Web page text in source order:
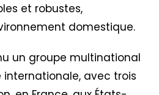
et robustes,
domestique.
un groupe multinational
avec trois